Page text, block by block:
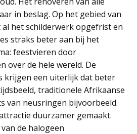
in beslag. Op het gebied van
het schilderwerk opgefrist en
straks beter aan bij het
feestvieren door
over de hele wereld. De
krijgen een uiterlijk dat beter
traditionele Afrikaanse
van neusringen bijvoorbeeld.
duurzamer gemaakt.
de halogeen